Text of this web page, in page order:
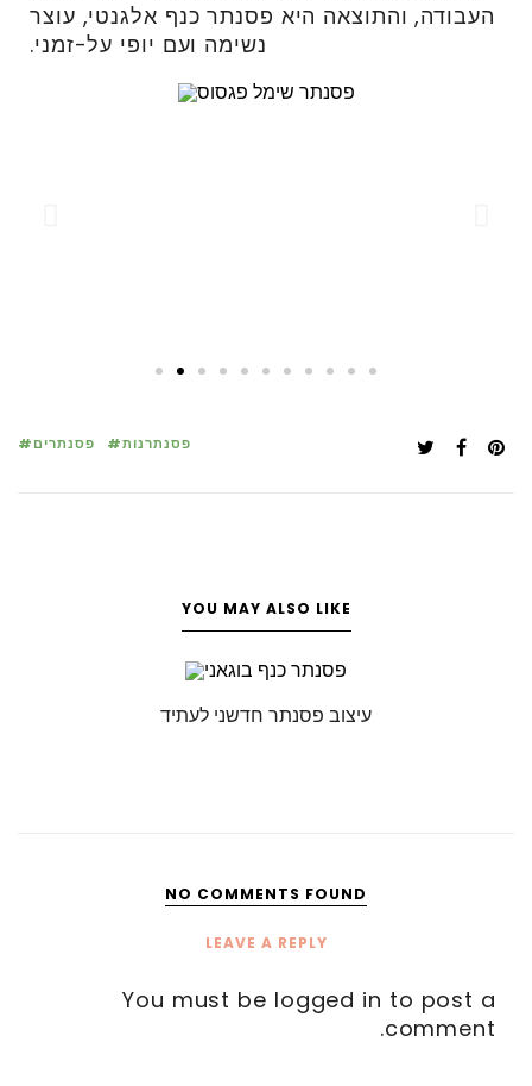
העבודה, והתוצאה היא פסנתר כנף אלגנטי, עוצר
נשימה ועם יופי על-זמני.
פסנתרים פסנתרנות
YOU MAY ALSO LIKE
עיצוב פסנתר חדשני לעתיד
NO COMMENTS FOUND
LEAVE A REPLY
You must be logged in to post a
comment.